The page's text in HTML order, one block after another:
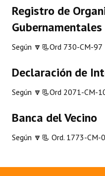
Organigrama
Proyectos Presentados
Dictámenes Asesoría Letrada
Actas de Sesión
Informes de Unidad
Registro de
Gubernamentales
Según 🔽📃Ord 730-CM-97
Declaración de
Según 🔽📃Ord 2071-CM-
Banca del Vecino
Según 🔽📃 Ord. 1773-CM-